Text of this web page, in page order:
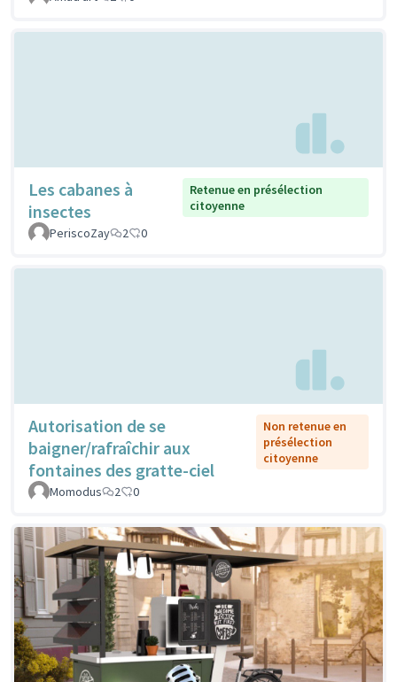
Les cabanes à
insectes
Retenue en présélection
citoyenne
PeriscoZay
2 0
Autorisation de se
baigner/rafraîchir aux
fontaines des gratte-ciel
Non retenue en
présélection
citoyenne
Momodus 2 0